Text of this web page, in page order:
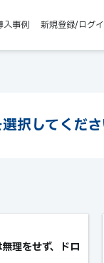
入事例 新規登録/ログ
択してくだ
理をせず、ドロ